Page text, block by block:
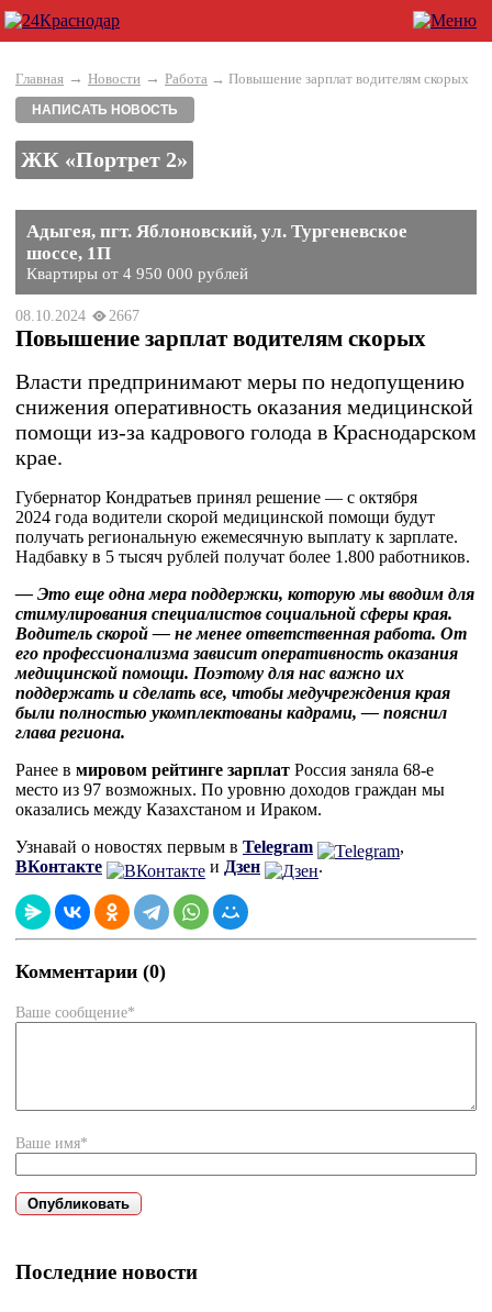
Главная → Новости → Работа → Повышение зарплат водителям скорых
НАПИСАТЬ НОВОСТЬ
ЖК «Портрет 2»
Адыгея, пгт. Яблоновский, ул. Тургеневское
шоссе, 1П
Квартиры от 4 950 000 рублей
08.10.2024 2667
Повышение зарплат водителям скорых
Власти предпринимают меры по недопущению
снижения оперативность оказания медицинской
помощи из-за кадрового голода в Краснодарском
крае.
Губернатор Кондратьев принял решение — с октября
2024 года водители скорой медицинской помощи будут
получать региональную ежемесячную выплату к зарплате.
Надбавку в 5 тысяч рублей получат более 1.800 работников.
— Это еще одна мера поддержки, которую мы вводим для
стимулирования специалистов социальной сферы края.
Водитель скорой — не менее ответственная работа. От
его профессионализма зависит оперативность оказания
медицинской помощи. Поэтому для нас важно их
поддержать и сделать все, чтобы медучреждения края
были полностью укомплектованы кадрами, — пояснил
глава региона.
Ранее в мировом рейтинге зарплат Россия заняла 68-е
место из 97 возможных. По уровню доходов граждан мы
оказались между Казахстаном и Ираком.
Узнавай о новостях первым в Telegram
,
ВКонтакте
и Дзен .
Комментарии (0)
Ваше сообщение*
Ваше имя*
Последние новости